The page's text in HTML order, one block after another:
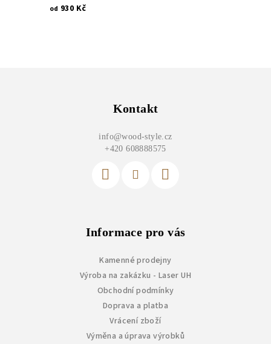
od 930 Kč
Kontakt
info@wood-style.cz
+420 608888575
Informace pro vás
Kamenné prodejny
Výroba na zakázku - Laser UH
Obchodní podmínky
Doprava a platba
Vrácení zboží
Výměna a úprava výrobků